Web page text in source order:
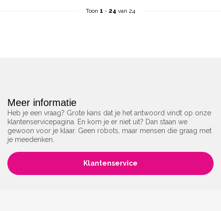
Toon 1 - 24 van 24
Meer informatie
Heb je een vraag? Grote kans dat je het antwoord vindt op onze
klantenservicepagina. En kom je er niet uit? Dan staan we
gewoon voor je klaar. Geen robots, maar mensen die graag met
je meedenken.
Klantenservice